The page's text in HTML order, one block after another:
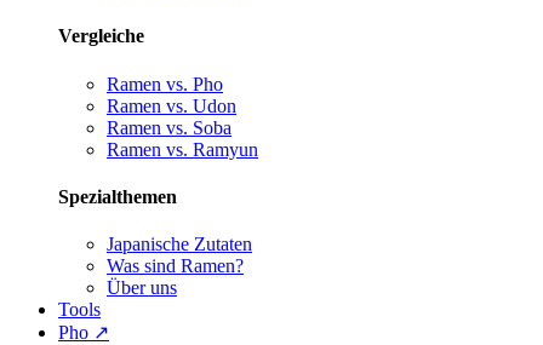
Vergleiche
Ramen vs. Pho
Ramen vs. Udon
Ramen vs. Soba
Ramen vs. Ramyun
Spezialthemen
Japanische Zutaten
Was sind Ramen?
Über uns
Tools
Pho ↗